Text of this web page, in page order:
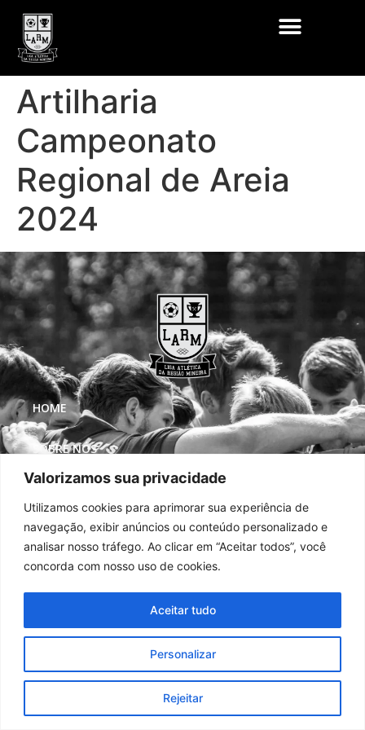
Valorizamos sua privacidade
Utilizamos cookies para aprimorar sua experiência de
navegação, exibir anúncios ou conteúdo personalizado e
analisar nosso tráfego. Ao clicar em “Aceitar todos”, você
concorda com nosso uso de cookies.
Personalizar
Rejeitar
Aceitar tudo
Artilharia
Campeonato
Regional de Areia
2024
HOME
SOBRE NÓS
MÍDIAS